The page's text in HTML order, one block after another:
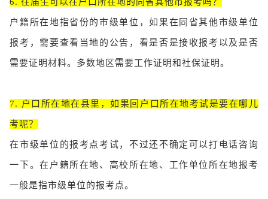
户籍所在地指省份的市级单位，如果在同省其他市级单位
报考，需要查看当地的公告，看是否是接收报考以及是否
需要证明材料。多数地区需要工作证明和社保证明。
7. 户口所在地在县里，如果回户口所在地考试是要在哪儿
考呢？
在市级单位的报考点考试，不过还不确定可以打电话咨询
一下。在户籍所在地、高校所在地、工作单位所在地报考
一般是指市级单位的报考点。